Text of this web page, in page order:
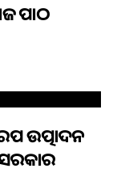
ପାଠ
ଉତ୍ପାଦନ